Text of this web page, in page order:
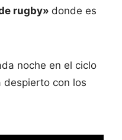
rugby» donde es
noche en el ciclo
despierto con los